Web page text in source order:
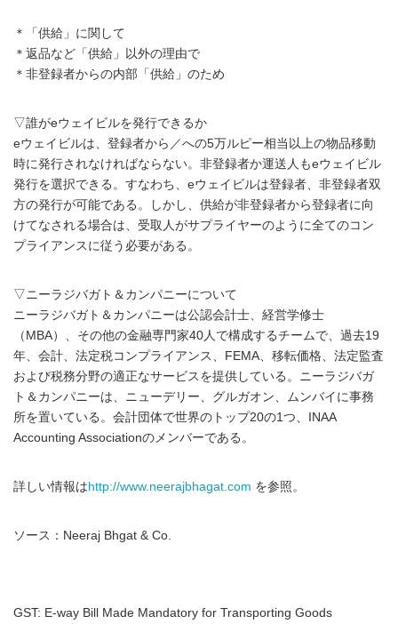
＊「供給」に関して
＊返品など「供給」以外の理由で
＊非登録者からの内部「供給」のため
▽誰がeウェイビルを発行できるか
eウェイビルは、登録者から／への5万ルピー相当以上の物品移動
時に発行されなければならない。非登録者か運送人もeウェイビル
発行を選択できる。すなわち、eウェイビルは登録者、非登録者双
方の発行が可能である。しかし、供給が非登録者から登録者に向
けてなされる場合は、受取人がサプライヤーのように全てのコン
プライアンスに従う必要がある。
▽ニーラジバガト＆カンパニーについて
ニーラジバガト＆カンパニーは公認会計士、経営学修士
（MBA）、その他の金融専門家40人で構成するチームで、過去19
年、会計、法定税コンプライアンス、FEMA、移転価格、法定監査
および税務分野の適正なサービスを提供している。ニーラジバガ
ト＆カンパニーは、ニューデリー、グルガオン、ムンバイに事務
所を置いている。会計団体で世界のトップ20の1つ、INAA
Accounting Associationのメンバーである。
詳しい情報は http://www.neerajbhagat.com を参照。
ソース：Neeraj Bhgat & Co.
GST: E-way Bill Made Mandatory for Transporting Goods